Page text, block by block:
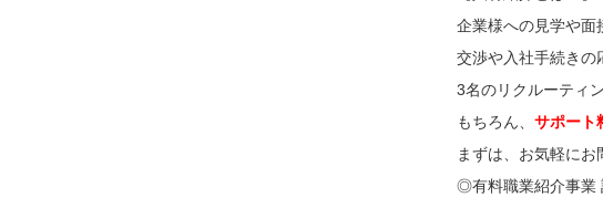
企業様への見学や面
交渉や入社手続きの
3名のリクルーティ
もちろん、 サポート
まずは、お気軽にお
◎有料職業紹介事業